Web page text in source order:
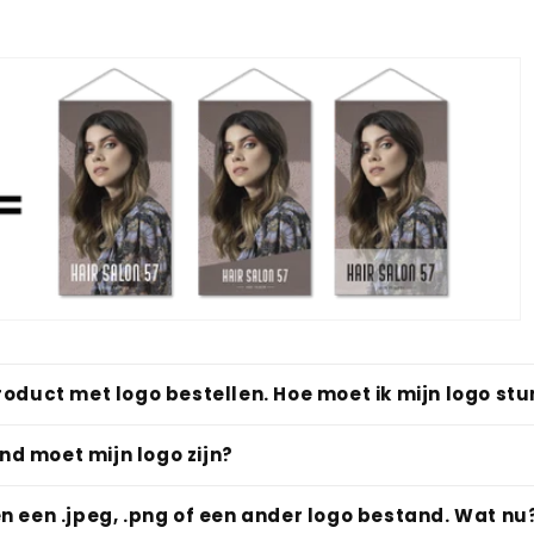
met logo bestellen. Hoe moet ik mijn logo
moet mijn logo zijn?
een .jpeg, .png of een ander logo bestand. Wat